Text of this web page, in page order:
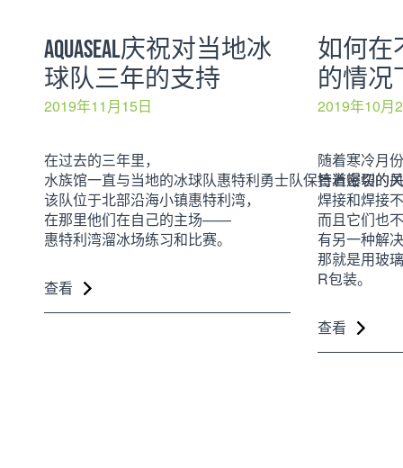
AQUASEAL庆祝对当地冰
球队三年的支持
2019年11月15日
在过去的三年里，
水族馆一直与当地的冰球队惠特利勇士队保持着密切的
该队位于北部沿海小镇惠特利湾，
在那里他们在自己的主场——
惠特利湾溜冰场练习和比赛。
查看
如何在
的情况
2019年10月
随着寒冷月
管道爆裂的
焊接和焊接
而且它们也
有另一种解
那就是用玻
R包装。
查看